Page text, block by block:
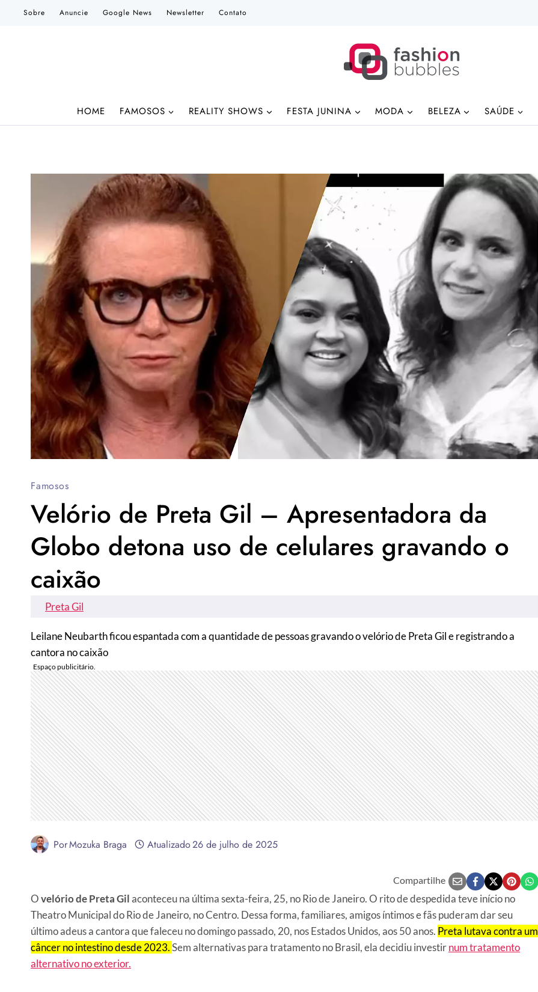
Sobre Anuncie Google News Newsletter Contato
HOME FAMOSOS REALITY SHOWS FESTA JUNINA MODA BELEZA SAÚDE
Famosos
Velório de Preta Gil – Apresentadora da
Globo detona uso de celulares gravando o
caixão
Preta Gil
Leilane Neubarth ficou espantada com a quantidade de pessoas gravando o velório de Preta Gil e registrando a
cantora no caixão
PorMozuka Braga Atualizado26 de julho de 2025
Compartilhe
Ovelório de Preta Gilaconteceu na última sexta-feira, 25, no Rio de Janeiro. O rito de despedida teve início no
Theatro Municipal do Rio de Janeiro, no Centro. Dessa forma, familiares, amigos íntimos e fãs puderam dar seu
último adeus a cantora que faleceu no domingo passado, 20, nos Estados Unidos, aos 50 anos. Preta lutava contra um
câncer no intestino desde 2023.Sem alternativas para tratamento no Brasil, ela decidiu investirnum tratamento
alternativo no exterior.